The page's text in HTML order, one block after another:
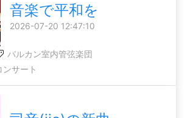
音楽で平和を
2026-07-20 12:47:10
バルカン室内管弦楽団
サート